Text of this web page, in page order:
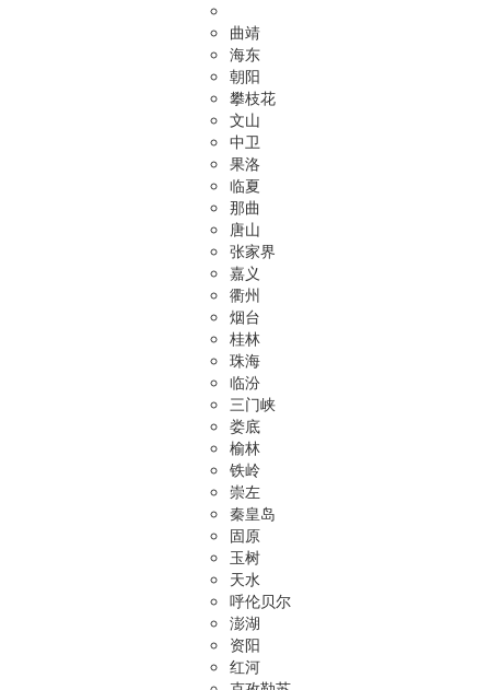
曲靖
海东
朝阳
攀枝花
文山
中卫
果洛
临夏
那曲
唐山
张家界
嘉义
衢州
烟台
桂林
珠海
临汾
三门峡
娄底
榆林
铁岭
崇左
秦皇岛
固原
玉树
天水
呼伦贝尔
澎湖
资阳
红河